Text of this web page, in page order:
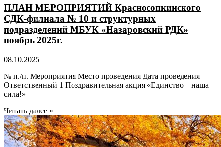
ПЛАН МЕРОПРИЯТИЙ Красносопкинского
СДК-филиала № 10 и структурных
подразделений МБУК «Назаровский РДК»
ноябрь 2025г.
08.10.2025
№ п./п. Мероприятия Место проведения Дата проведения
Ответственный 1 Поздравительная акция «Единство – наша
сила!»
Читать далее »